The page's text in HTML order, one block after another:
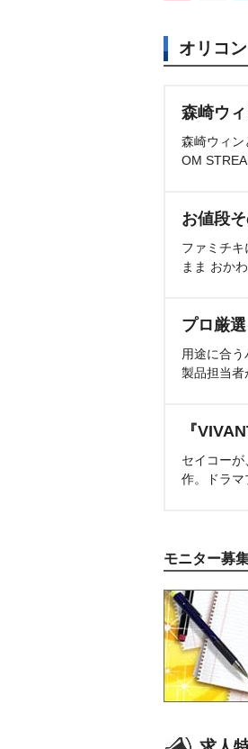
オリコ
森崎ウ
森崎ウィン
OM
お値段
ファミチ
まま おか
プロ厳
用途に合
製品担当者
『
セイコー
作。ドラマ
モニター募